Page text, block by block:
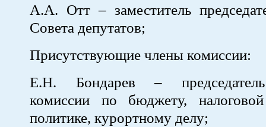
А.А. Отт – заместитель
Совета депутатов;
Присутствующие члены комиссии:
Е.Н. Бондарев – председатель
комиссии по бюджету,
политике, курортному делу;